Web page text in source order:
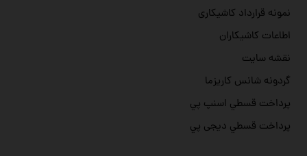
نمونه قرارداد کاشیکاری
اطاعات کاشیکاران
نقشه سایت
گردونه شانس کاریزما
پرداخت قسطي اسنپ پي
پرداخت قسطي دیجی پي